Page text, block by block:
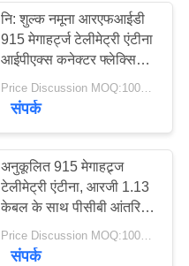
नि: शुल्क नमूना आरएफआईडी
915 मेगाहर्ट्ज टेलीमेट्री एंटीना
आईपीएक्स कनेक्टर फ्लेक्सिबल
रबड़ एंटीना
संपर्क
अनुकूलित 915 मेगाहट्र्ज
टेलीमेट्री एंटीना, आरजी 1.13
केबल के साथ पीसीबी आंतरिक
एंटीना retangle
Price Discussion MOQ:100PCS
संपर्क